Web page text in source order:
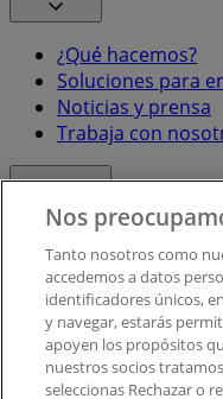
¿Qué hacemos?
Soluciones para
Noticias y prensa
Trabaja con
Contacto
Tienda mal
Notificar un folleto
¿Encontraste un
aplicación?
Nos
Tanto nosotros como
accedemos a datos
identificadores únicos,
y navegar, estarás
apoyen los propósitos
nuestros socios
seleccionas Rechazar o